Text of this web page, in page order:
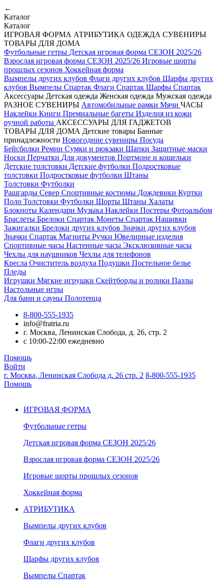
←
Каталог
Каталог
ИГРОВАЯ ФОРМА АТРИБУТИКА ОДЕЖДА СУВЕНИРЫ
ТОВАРЫ ДЛЯ ДОМА
Футбольные гетры Детская игровая форма СЕЗОН 2025/26
Взрослая игровая форма СЕЗОН 2025/26 Игровые шорты
прошлых сезонов Хоккейная форма
Вымпелы других клубов Флаги других клубов Шарфы других
клубов Вымпелы Спартак Флаги Спартак Шарфы Спартак
Аксессуары Детская одежда Женская одежда Мужская одежда
РАЗНОЕ СУВЕНИРЫ Автомобильные рамки Мячи ЧАСЫ
Наклейки Книги Премиальные багеты Изделия из кожи
ручной работы АКСЕССУАРЫ ДЛЯ ГАДЖЕТОВ
ТОВАРЫ ДЛЯ ДОМА Детские товары Банные
принадлежности Новогодние сувениры Посуда
Бейсболки Ремни Сумки и рюкзаки Шапки Защитные маски
Носки Перчатки Для документов Портмоне и кошельки
Детские толстовки Детские футболки Подростковые
толстовки Подростковые футболки Штаны
Толстовки Футболки
Рашгарды Север Спортивные костюмы Дождевики Куртки
Поло Толстовки Футболки Шорты Штаны Халаты
Блокноты Календари Музыка Наклейки Постеры Фотоальбом
Браслеты Брелоки Спартак Монеты Спартак Нашивки
Зажигалки Брелоки других клубов Значки других клубов
Значки Спартак Магниты Ручки Ювелирные изделия
Спортивные часы Настенные часы Эксклюзивные часы
Чехлы для наушников Чехлы для телефонов
Кресла Очиститель воздуха Подушки Постельное белье
Пледы
Игрушки Мягкие игрушки Скейтборды и ролики Пазлы
Настольные игры
Для бани и сауны Полотенца
8-800-555-1935
info@fratria.ru
г. Москва, Ленинская Слобода, д. 26, стр. 2
с 10:00-22:00 ежедневно
Помощь
Войти
г. Москва, Ленинская Слобода д. 26 стр. 2 8-800-555-1935
Помощь
ИГРОВАЯ ФОРМА
Футбольные гетры
Детская игровая форма СЕЗОН 2025/26
Взрослая игровая форма СЕЗОН 2025/26
Игровые шорты прошлых сезонов
Хоккейная форма
АТРИБУТИКА
Вымпелы других клубов
Флаги других клубов
Шарфы других клубов
Вымпелы Спартак